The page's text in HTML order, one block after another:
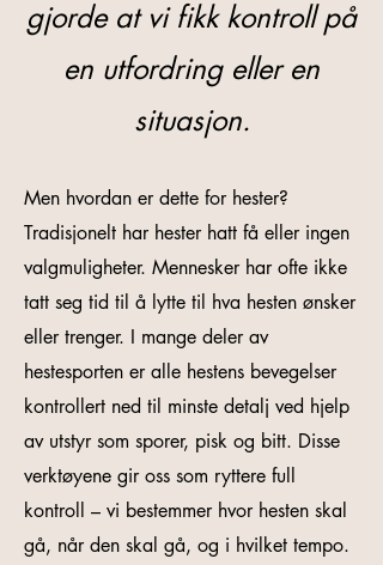
gjorde at vi fikk kontroll på
en utfordring eller en
situasjon.
Men hvordan er dette for hester?
Tradisjonelt har hester hatt få eller ingen
valgmuligheter. Mennesker har ofte ikke
tatt seg tid til å lytte til hva hesten ønsker
eller trenger. I mange deler av
hestesporten er alle hestens bevegelser
kontrollert ned til minste detalj ved hjelp
av utstyr som sporer, pisk og bitt. Disse
verktøyene gir oss som ryttere full
kontroll – vi bestemmer hvor hesten skal
gå, når den skal gå, og i hvilket tempo.